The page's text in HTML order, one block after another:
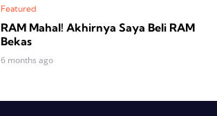
Featured
RAM Mahal! Akhirnya Saya Beli RAM
Bekas
6 months ago